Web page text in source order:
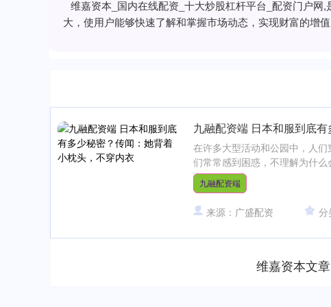
维嘉资本_国内在线配资_十大炒股杠杆平台_配资门户
大，使用户能够快速了解和掌握市场动态，实现财富的增值
九融配资端 日本和服到底
在许多大型活动和公园中，人
们常常感到困惑，不理解为什
九融配资端
来源：广盛配资 分
维嘉资本文